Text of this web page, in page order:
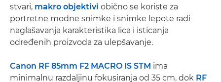
stvari, makro objektivi obično se koriste za
portretne modne snimke i snimke lepote radi
naglašavanja karakteristika lica i isticanja
određenih proizvoda za ulepšavanje.
Canon RF 85mm F2 MACRO IS STM ima
minimalnu razdaljinu fokusiranja od 35 cm, dok RF